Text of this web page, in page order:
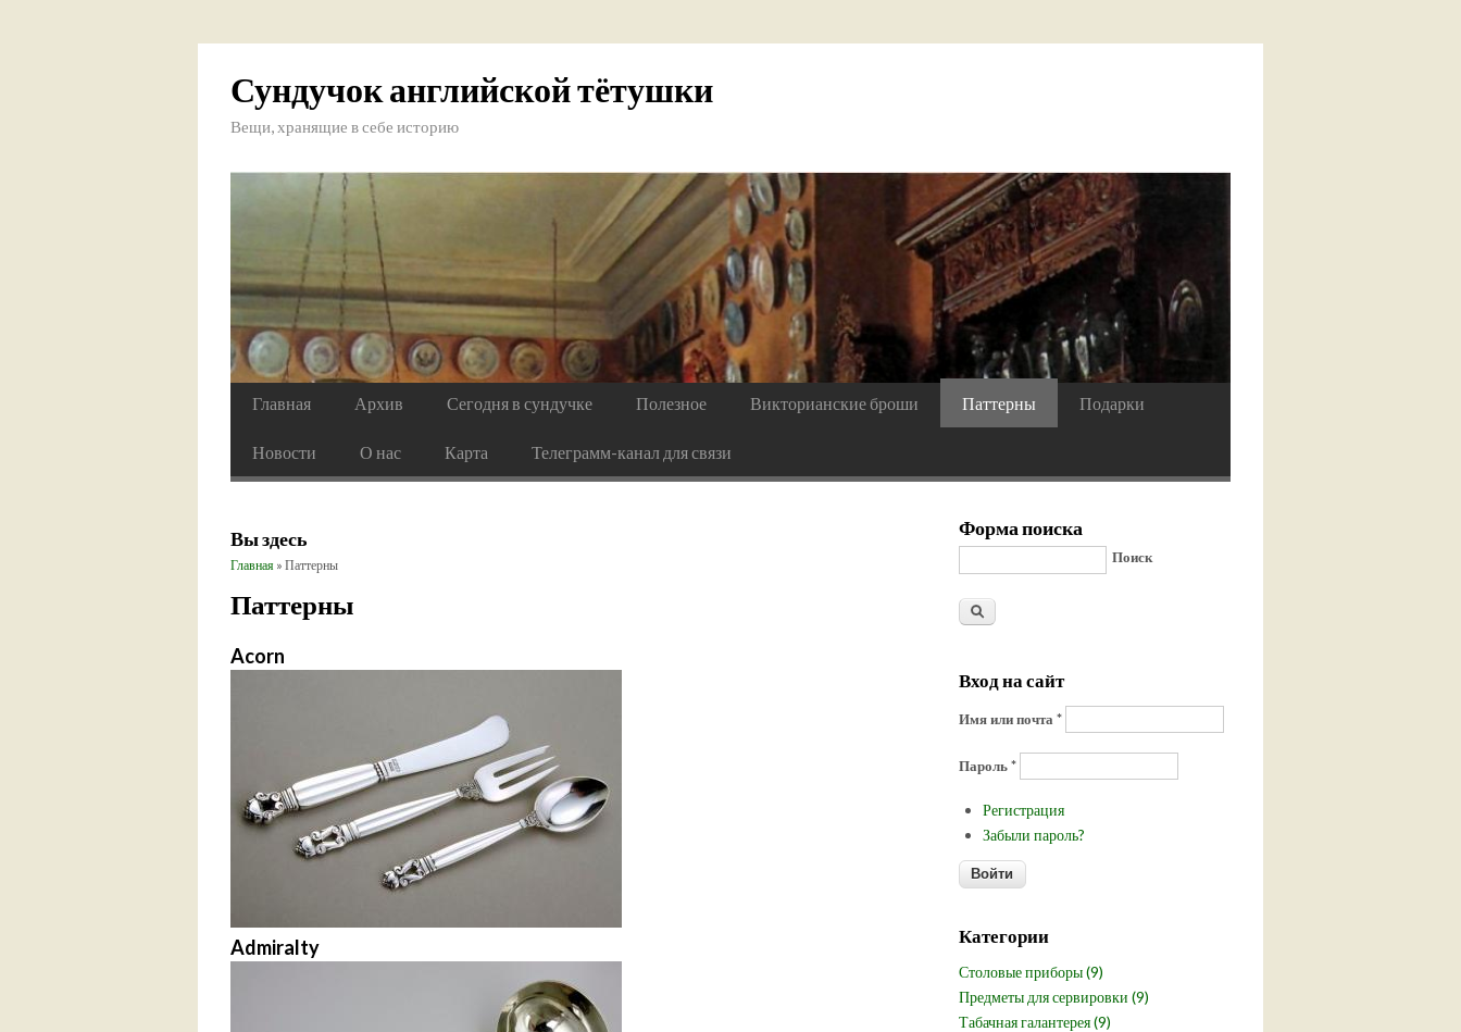
Сундучок английской тётушки
Вещи, хранящие в себе историю
Главная Архив Сегодня в сундучке Полезное Викторианские броши Паттерны Подарки
Новости О нас Карта Телеграмм-канал для связи
Вы здесь
Главная » Паттерны
Паттерны
Acorn
Admiralty
Форма поиска
Поиск
Вход на сайт
Имя или почта *
Пароль*
Регистрация
Забыли пароль?
Категории
Столовые приборы (9)
Предметы для сервировки (9)
Табачная галантерея (9)